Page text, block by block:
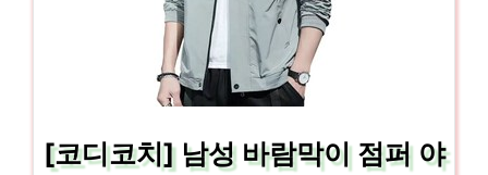
[코디코치] 남성 바람막이 점퍼 야